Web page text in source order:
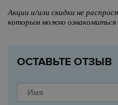
Акции и/или скидки не
которым можно ознакомиться
ОСТАВЬТЕ ОТЗЫВ